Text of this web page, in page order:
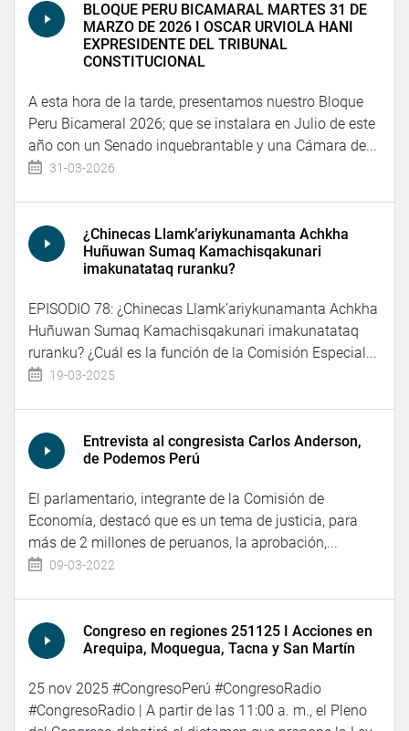
BLOQUE PERU BICAMARAL MARTES 31 DE
MARZO DE 2026 I OSCAR URVIOLA HANI
EXPRESIDENTE DEL TRIBUNAL
CONSTITUCIONAL
A esta hora de la tarde, presentamos nuestro Bloque
Peru Bicameral 2026; que se instalara en Julio de este
año con un Senado inquebrantable y una Cámara de...
31-03-2026
¿Chinecas Llamk’ariykunamanta Achkha
Huñuwan Sumaq Kamachisqakunari
imakunatataq ruranku?
EPISODIO 78: ¿Chinecas Llamk’ariykunamanta Achkha
Huñuwan Sumaq Kamachisqakunari imakunatataq
ruranku? ¿Cuál es la función de la Comisión Especial...
19-03-2025
Entrevista al congresista Carlos Anderson,
de Podemos Perú
El parlamentario, integrante de la Comisión de
Economía, destacó que es un tema de justicia, para
más de 2 millones de peruanos, la aprobación,...
09-03-2022
Congreso en regiones 251125 I Acciones en
Arequipa, Moquegua, Tacna y San Martín
25 nov 2025 #CongresoPerú #CongresoRadio
#CongresoRadio | A partir de las 11:00 a. m., el Pleno